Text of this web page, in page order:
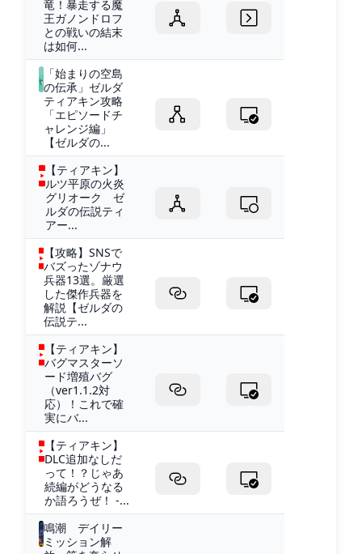
竜！暴走する魔
王ガノンドロフ
との戦いの結末
は如何...
「始まりの空島
の伝承」ゼルダ
ティアキン攻略
「エピソードチ
ャレンジ編」
【ゼルダの...
【ティアキン】
ルツ平原の火炎
グリオーク ゼ
ルダの伝説ティ
アー...
【攻略】SNSで
バズったゾナウ
兵器13選。厳選
した傑作兵器を
解説【ゼルダの
伝説テ...
【ティアキン】
バグマスターソ
ード増殖バグ
（ver1.1.2対
応）！これで確
実にバ...
【ティアキン】
DLC追加なしだ
って！？じゃあ
続編がどうなる
か語ろうぜ！ -...
鳴潮 デイリー
ミッション解